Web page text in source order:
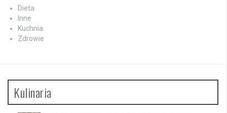
Dieta
Inne
Kuchnia
Zdrowie
Kulinaria